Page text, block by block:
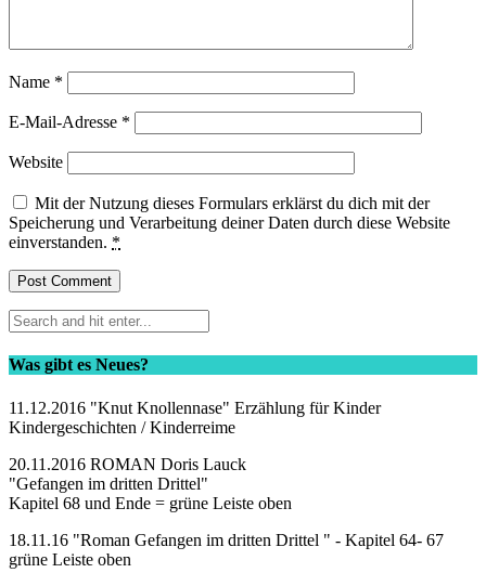
Name *
E-Mail-Adresse *
Website
Mit der Nutzung dieses Formulars erklärst du dich mit der
Speicherung und Verarbeitung deiner Daten durch diese Website
einverstanden. *
Was gibt es Neues?
11.12.2016 "Knut Knollennase" Erzählung für Kinder
Kindergeschichten / Kinderreime
20.11.2016 ROMAN Doris Lauck
"Gefangen im dritten Drittel"
Kapitel 68 und Ende = grüne Leiste oben
18.11.16 "Roman Gefangen im dritten Drittel " - Kapitel 64- 67
grüne Leiste oben